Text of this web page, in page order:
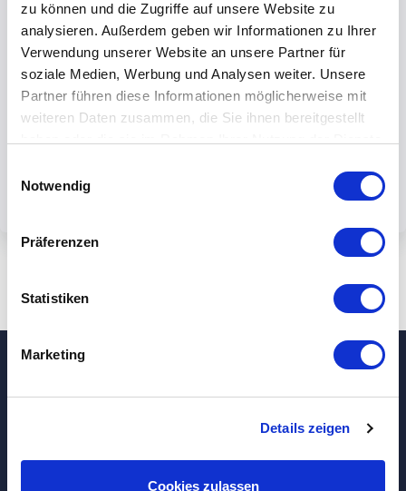
zu können und die Zugriffe auf unsere Website zu
analysieren. Außerdem geben wir Informationen zu Ihrer
Verwendung unserer Website an unsere Partner für
soziale Medien, Werbung und Analysen weiter. Unsere
Partner führen diese Informationen möglicherweise mit
weiteren Daten zusammen, die Sie ihnen bereitgestellt
Notwendig
Präferenzen
Statistiken
Marketing
Details zeigen
Cookies zulassen
Mit dem Absenden des Formulars
akzeptieren Sie unsere
Datenschutzbestimmungen.
Hauptverwaltung / Rechenzentrum